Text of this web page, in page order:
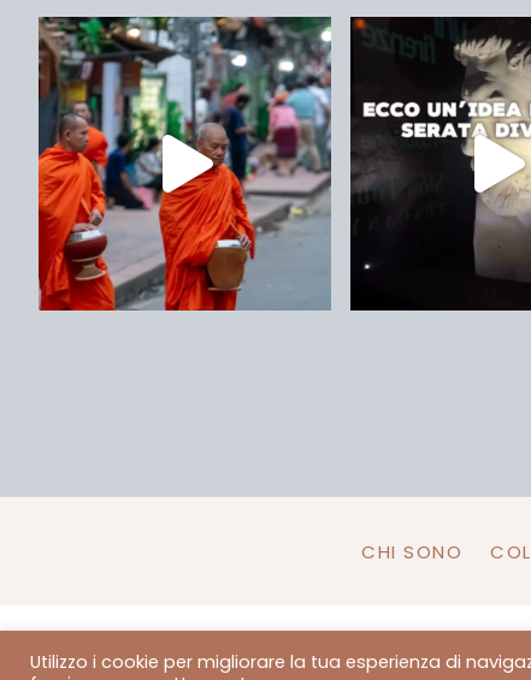
CHI SONO
©2022
Utilizzo i cookie per migliorare la tua esperienza di